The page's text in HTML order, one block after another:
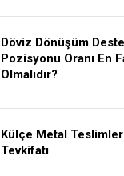
Döviz Dönüşüm
Pozisyonu Oranı En
Olmalıdır?
Külçe Metal
Tevkifatı